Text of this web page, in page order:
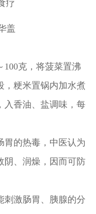
盖
克，将菠菜置沸
，粳米置锅内加水煮
入香油、盐调味，每
的热毒，中医认为
阴、润燥，因而可防
激肠胃、胰腺的分